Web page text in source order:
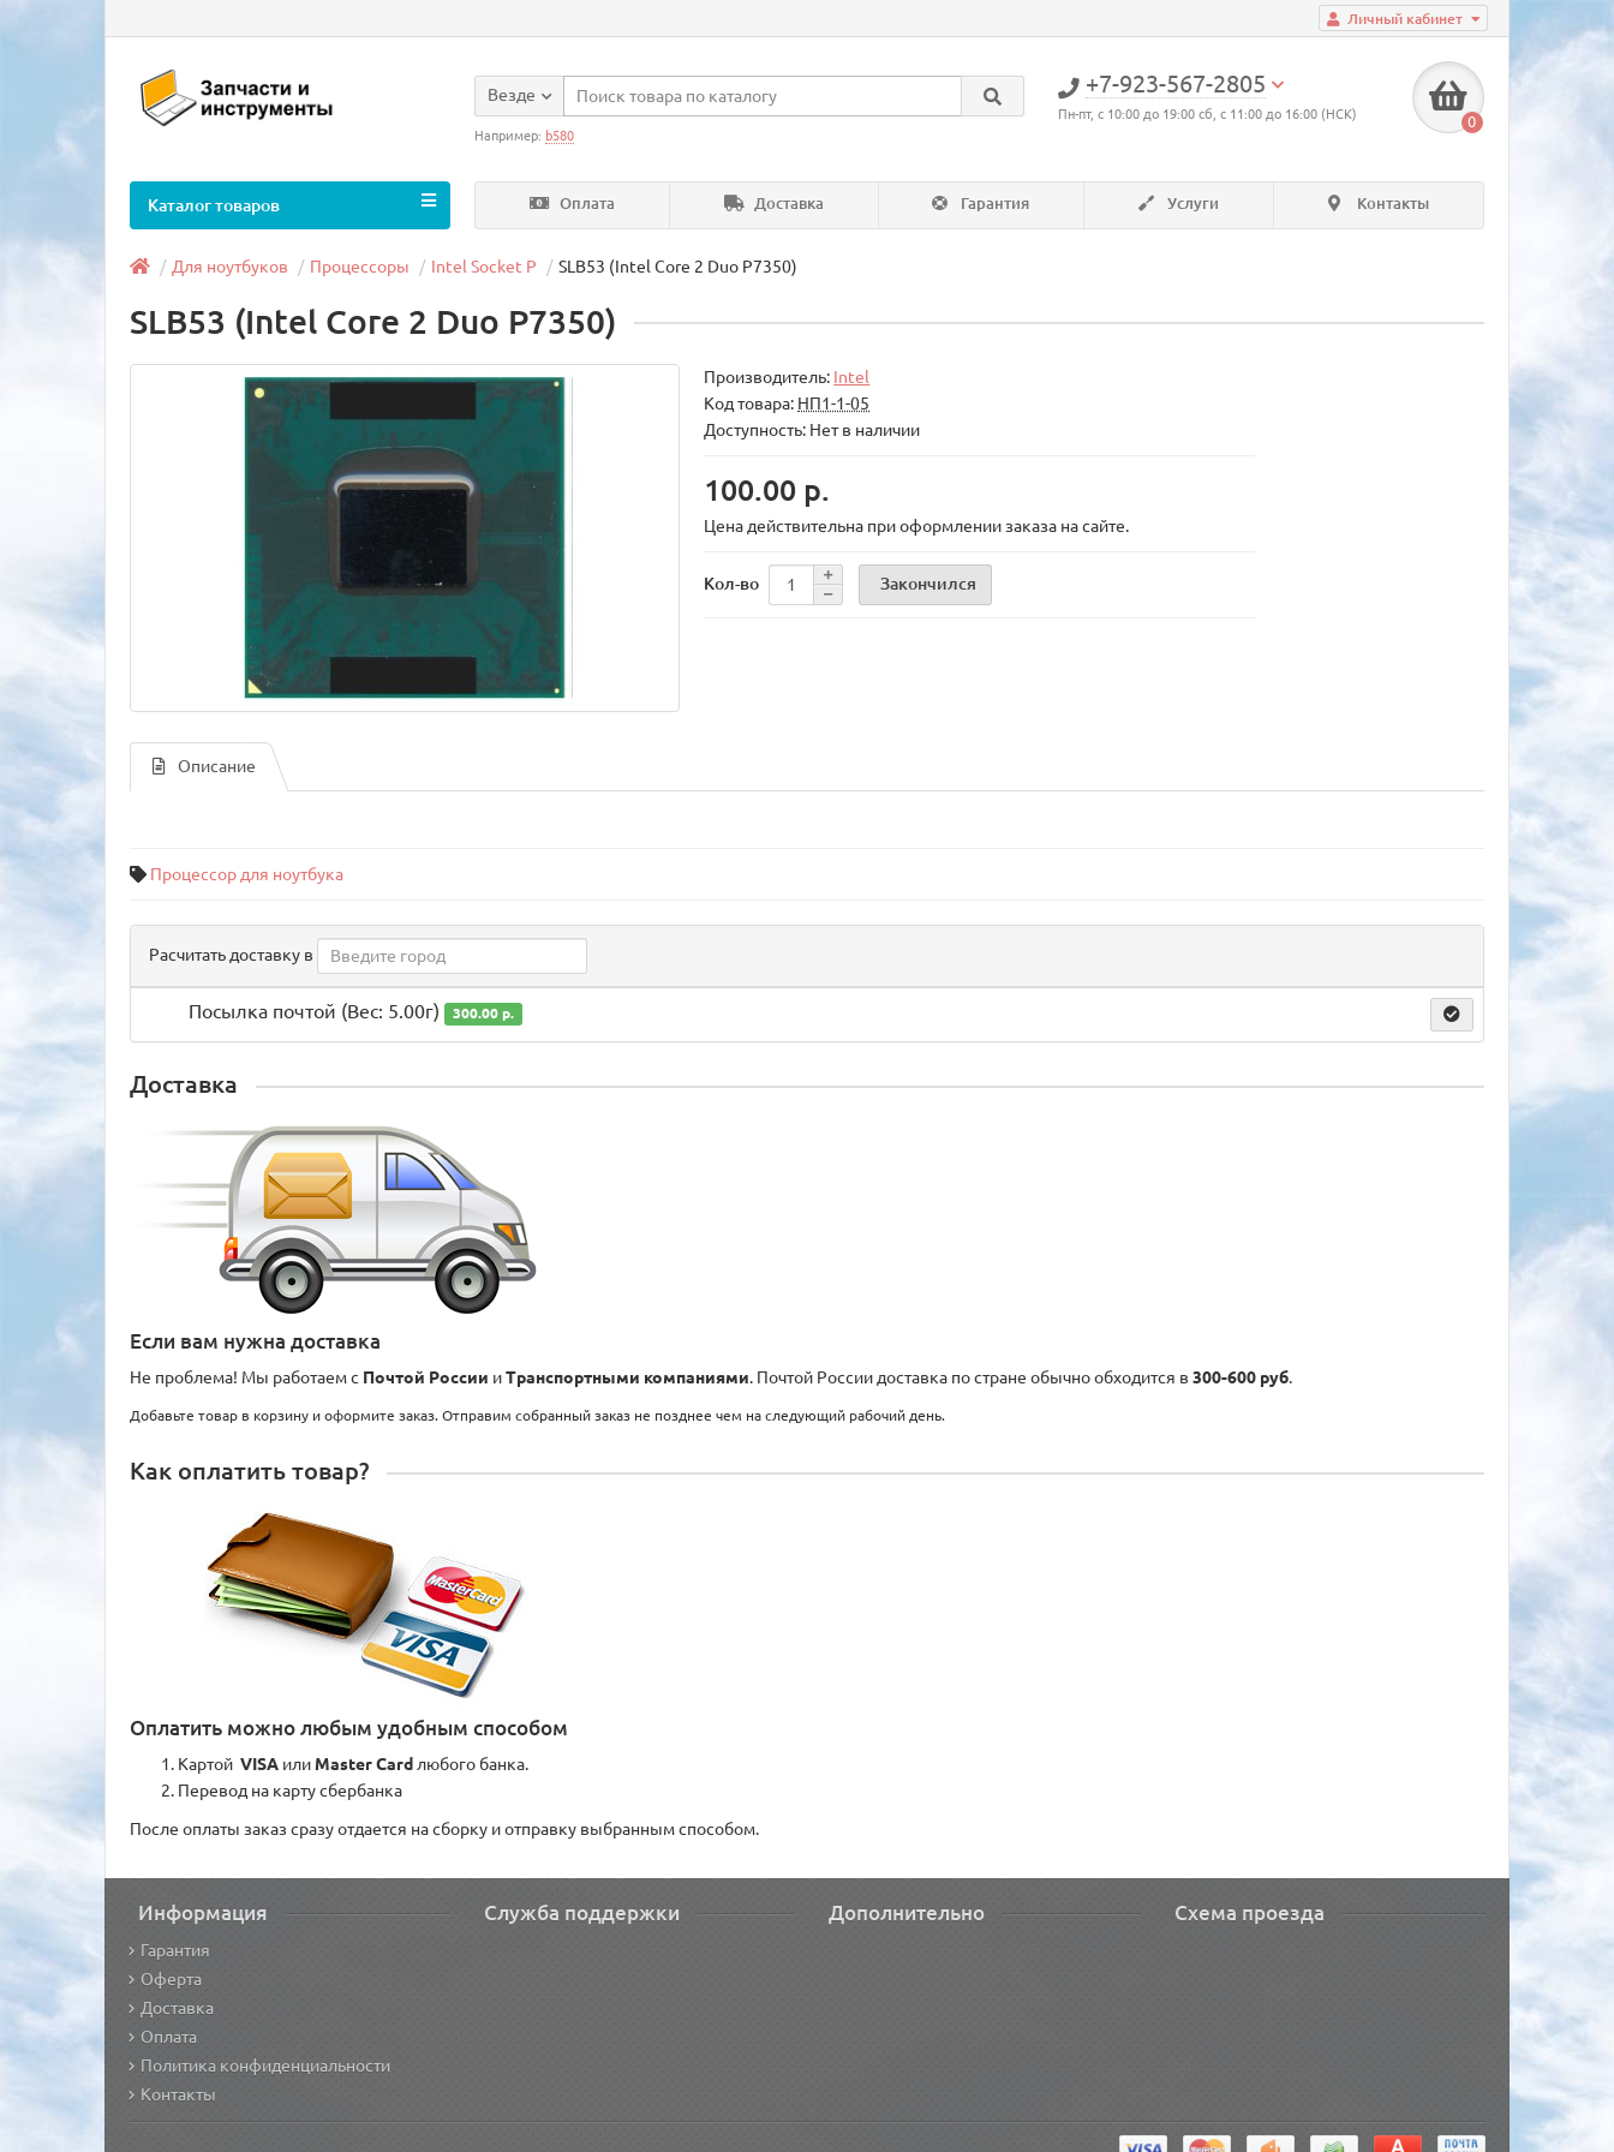
Личный кабинет
+7-923-567-2805
Пн-пт, с 10:00 до 19:00 сб, с 11:00 до 16:00 (НСК) 0
Везде
Например: b580
Оплата Доставка Гарантия Услуги Контакты
Каталог товаров
Для ноутбуков Процессоры Intel Socket P SLB53 (Intel Core 2 Duo P7350)
SLB53 (Intel Core 2 Duo P7350)
Производитель: Intel
Код товара: НП1-1-05
Доступность: Нет в наличии
100.00 р.
Цена действительна при оформлении заказа на сайте.
Кол-во Закончился
Описание
Процессор для ноутбука
Расчитать доставку в
Посылка почтой (Вес: 5.00г) 300.00 р.
Доставка
Если вам нужна доставка
Не проблема! Мы работаем с Почтой России иТранспортными компаниями. Почтой России доставка по стране обычно обходится в 300-600 руб.
Добавьте товар в корзину и оформите заказ. Отправим собранный заказ не позднее чем на следующий рабочий день.
Как оплатить товар?
Оплатить можно любым удобным способом
Картой VISA или Master Card любого банка.
Перевод на карту сбербанка
После оплаты заказ сразу отдается на сборку и отправку выбранным способом.
Информация
Гарантия
Оферта
Доставка
Оплата
Политика конфиденциальности
Контакты
Служба поддержки Дополнительно Схема проезда